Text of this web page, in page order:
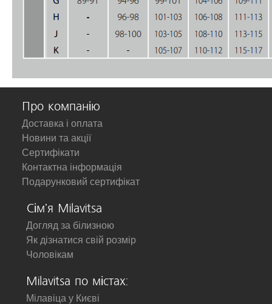
Про компанію
Доставка і оплата
Новини та акції
Сертифікати
Контактна інформація
Подарунковий сертифікат
Сім'я Milavitsa
Догляд за білизною
Як дізнатися свій розмір
Чоловікам
Milavitsa по містах:
Мілавіца у Києві